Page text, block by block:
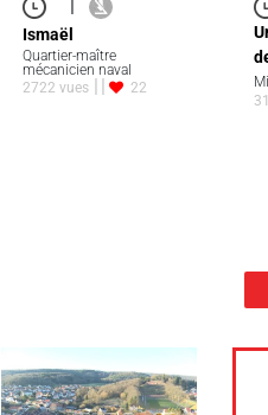
Ismaël
Quartier-maître
mécanicien naval
2722 vues
22